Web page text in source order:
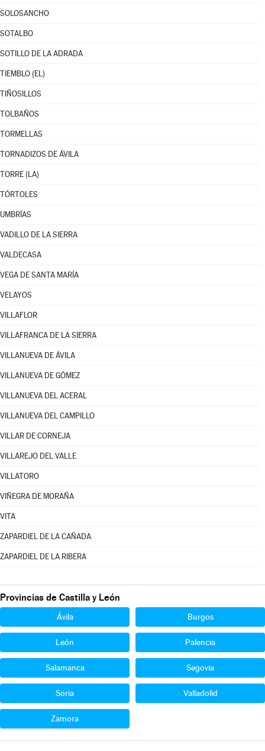
SOLOSANCHO
SOTALBO
SOTILLO DE LA ADRADA
TIEMBLO (EL)
TIÑOSILLOS
TOLBAÑOS
TORMELLAS
TORNADIZOS DE ÁVILA
TORRE (LA)
TÓRTOLES
UMBRÍAS
VADILLO DE LA SIERRA
VALDECASA
VEGA DE SANTA MARÍA
VELAYOS
VILLAFLOR
VILLAFRANCA DE LA SIERRA
VILLANUEVA DE ÁVILA
VILLANUEVA DE GÓMEZ
VILLANUEVA DEL ACERAL
VILLANUEVA DEL CAMPILLO
VILLAR DE CORNEJA
VILLAREJO DEL VALLE
VILLATORO
VIÑEGRA DE MORAÑA
VITA
ZAPARDIEL DE LA CAÑADA
ZAPARDIEL DE LA RIBERA
Provincias de Castilla y León
Ávila Burgos
León Palencia
Salamanca Segovia
Soria Valladolid
Zamora